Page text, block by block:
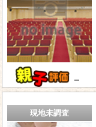
－
現地未調査